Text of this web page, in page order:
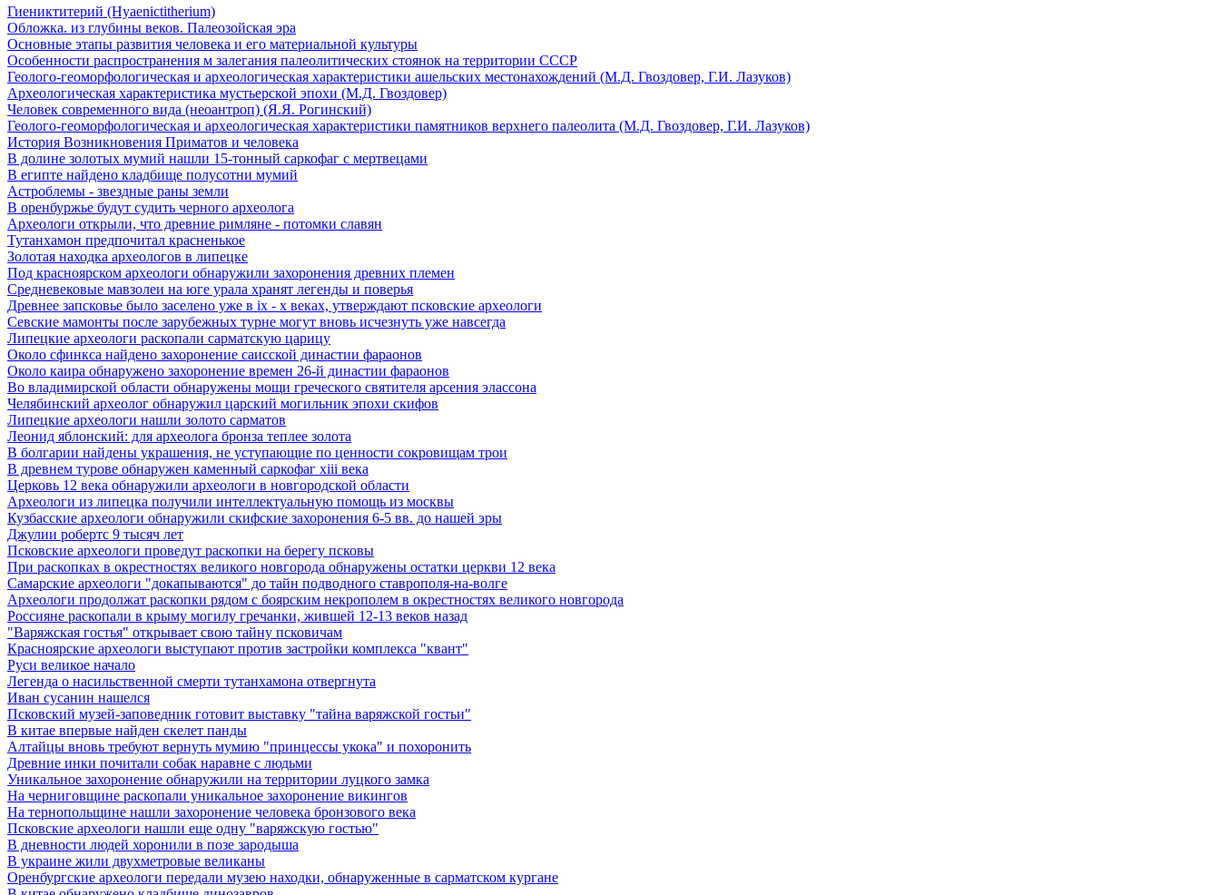
Гиениктитерий (Hyaenictitherium)
Обложка. из глубины веков. Палеозойская эра
Основные этапы развития человека и его материальной культуры
Особенности распространения м залегания палеолитических стоянок на территории СССР
Геолого-геоморфологическая и археологическая характеристики ашельских местонахождений (М.Д. Гвоздовер, Г.И. Лазуков)
Археологическая характеристика мустьерской эпохи (М.Д. Гвоздовер)
Человек современного вида (неоантроп) (Я.Я. Рогинский)
Геолого-геоморфологическая и археологическая характеристики памятников верхнего палеолита (М.Д. Гвоздовер, Г.И. Лазуков)
История Возникновения Приматов и человека
В долине золотых мумий нашли 15-тонный саркофаг с мертвецами
В египте найдено кладбище полусотни мумий
Астроблемы - звездные раны земли
В оренбуржье будут судить черного археолога
Археологи открыли, что древние римляне - потомки славян
Тутанхамон предпочитал красненькое
Золотая находка археологов в липецке
Под красноярском археологи обнаружили захоронения древних племен
Средневековые мавзолеи на юге урала хранят легенды и поверья
Древнее запсковье было заселено уже в ix - x веках, утверждают псковские археологи
Севские мамонты после зарубежных турне могут вновь исчезнуть уже навсегда
Липецкие археологи раскопали сарматскую царицу
Около сфинкса найдено захоронение саисской династии фараонов
Около каира обнаружено захоронение времен 26-й династии фараонов
Во владимирской области обнаружены мощи греческого святителя арсения элассона
Челябинский археолог обнаружил царский могильник эпохи скифов
Липецкие археологи нашли золото сарматов
Леонид яблонский: для археолога бронза теплее золота
В болгарии найдены украшения, не уступающие по ценности сокровищам трои
В древнем турове обнаружен каменный саркофаг xiii века
Церковь 12 века обнаружили археологи в новгородской области
Археологи из липецка получили интеллектуальную помощь из москвы
Кузбасские археологи обнаружили скифские захоронения 6-5 вв. до нашей эры
Джулии робертс 9 тысяч лет
Псковские археологи проведут раскопки на берегу псковы
При раскопках в окрестностях великого новгорода обнаружены остатки церкви 12 века
Самарские археологи "докапываются" до тайн подводного ставрополя-на-волге
Археологи продолжат раскопки рядом с боярским некрополем в окрестностях великого новгорода
Россияне раскопали в крыму могилу гречанки, жившей 12-13 веков назад
"Варяжская гостья" открывает свою тайну псковичам
Красноярские археологи выступают против застройки комплекса "квант"
Руси великое начало
Легенда о насильственной смерти тутанхамона отвергнута
Иван сусанин нашелся
Псковский музей-заповедник готовит выставку "тайна варяжской гостьи"
В китае впервые найден скелет панды
Алтайцы вновь требуют вернуть мумию "принцессы укока" и похоронить
Древние инки почитали собак наравне с людьми
Уникальное захоронение обнаружили на территории луцкого замка
На черниговщине раскопали уникальное захоронение викингов
На тернопольщине нашли захоронение человека бронзового века
Псковские археологи нашли еще одну "варяжскую гостью"
В дневности людей хоронили в позе зародыша
В украине жили двухметровые великаны
Оренбургские археологи передали музею находки, обнаруженные в сарматском кургане